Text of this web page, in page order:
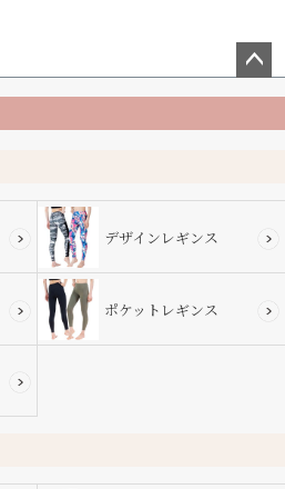
ップ
デザインレギンス
ポケットレギンス